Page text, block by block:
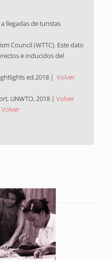
llegadas de turistas
Council (WTTC). Este dato
e inducidos del
ed.2018 | Volver
UNWTO, 2018 | Volver
Volver